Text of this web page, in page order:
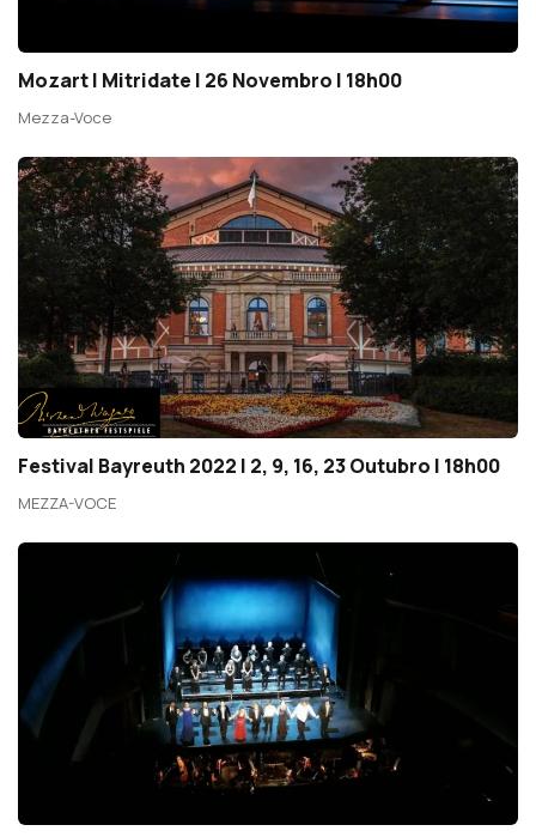
Mozart | Mitridate | 26 Novembro | 18h00
Mezza-Voce
Festival Bayreuth 2022 | 2, 9, 16, 23 Outubro | 18h00
MEZZA-VOCE